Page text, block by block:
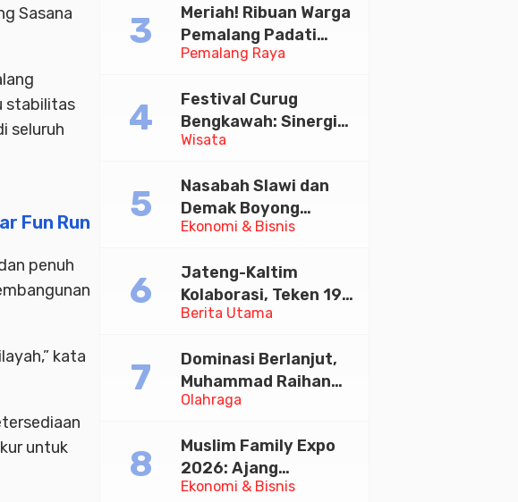
Sasana
stabilitas
seluruh
Fun Run
penuh
kata
untuk
Diskusi Paramadina
Pemalang Raya
Meriah! Ribuan Warga
Pemalang Padati
Kirab Festival Kamir
Wisata
Festival Curug
Bengkawah: Sinergi
Desa Sikasur dan
Memajukan Wisata
serta UMKM Lokal
Ekonomi & Bisnis
Nasabah Slawi dan
Demak Boyong
Toyota Innova Zenix
Tabungan Bima Bank
Jateng
Berita Utama
Jateng-Kaltim
Kolaborasi, Teken 19
Kerja Sama Ekonomi
Olahraga
Dominasi Berlanjut,
Muhammad Raihan
Fadila Sabet Emas
Taekwondo Indonesia
Open 2026
Ekonomi & Bisnis
Muslim Family Expo
2026: Ajang
Silaturahim dan